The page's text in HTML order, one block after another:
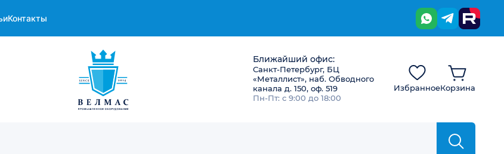
Контакты
Ближайший офис:
Санкт-Петербург, БЦ
«Металлист», наб. Обводного
канала д. 150, оф. 519
Пн-Пт: с 9:00 до 18:00
ИзбранноеКорзина